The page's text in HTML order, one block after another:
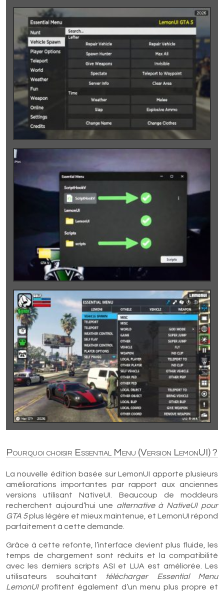
Pourquoi choisir Essential Menu (Version LemonUI) ?
La nouvelle édition basée sur LemonUI apporte plusieurs
améliorations importantes par rapport aux anciennes
versions utilisant NativeUI. Beaucoup de moddeurs
recherchent aujourd’hui une alternative à NativeUI pour
GTA 5plus légère et mieux maintenue, et LemonUI répond
parfaitement à cette demande.
Grâce à cette refonte, l’interface devient plus fluide, les
temps de chargement sont réduits et la compatibilité
avec les derniers scripts ASI et LUA est améliorée. Les
utilisateurs souhaitant
télécharger Essential Menu
LemonUIprofitent également d’un menu plus propre et